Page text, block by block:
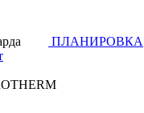
ПЛАНИРОВКА